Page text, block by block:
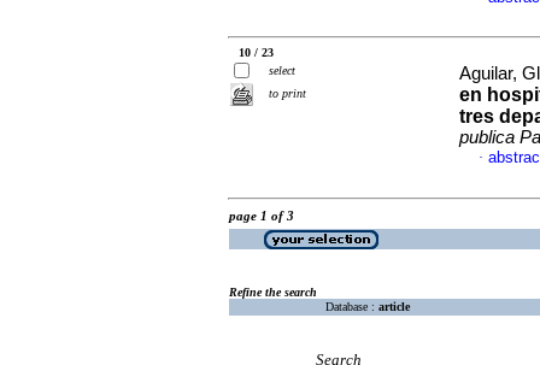
10 / 23
select
to print
Aguilar,
en
tres
publica
·
page 1 of 3
Refine the search
Database : article
Search